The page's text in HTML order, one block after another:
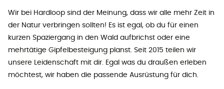
Wir bei Hardloop sind der Meinung, dass wir alle mehr Zeit in
der Natur verbringen sollten! Es ist egal, ob du für einen
kurzen Spaziergang in den Wald aufbrichst oder eine
mehrtätige Gipfelbesteigung planst. Seit 2015 teilen wir
unsere Leidenschaft mit dir. Egal was du draußen erleben
möchtest, wir haben die passende Ausrüstung für dich.